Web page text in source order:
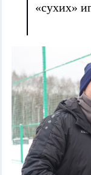
«сухих»